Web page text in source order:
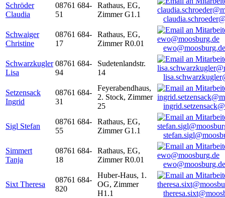
Schröder
Claudia
08761 684-
51
Rathaus, EG,
Zimmer G1.1
Schwaiger
Christine
08761 684-
17
Rathaus, EG,
Zimmer R0.01
ewo@moosburg.de
Schwarzkugler
Lisa
08761 684-
94
Sudetenlandstr.
14
Setzensack
Ingrid
08761 684-
31
Feyerabendhaus,
2. Stock, Zimmer
25
Sigl Stefan
08761 684-
55
Rathaus, EG,
Zimmer G1.1
Simmert
Tanja
08761 684-
18
Rathaus, EG,
Zimmer R0.01
ewo@moosburg.de
Sixt Theresa
08761 684-
820
Huber-Haus, 1.
OG, Zimmer
H1.1